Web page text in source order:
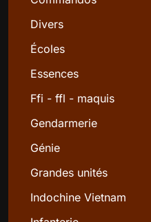
Divers
Écoles
Essences
Ffi - ffl - maquis
Gendarmerie
Génie
Grandes unités
Indochine Vietnam